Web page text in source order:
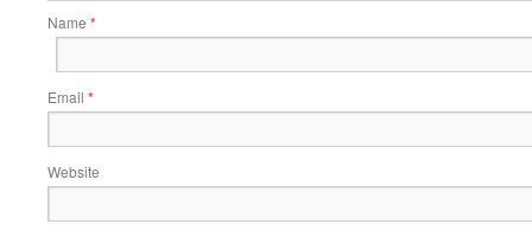
Name *
Email *
Website